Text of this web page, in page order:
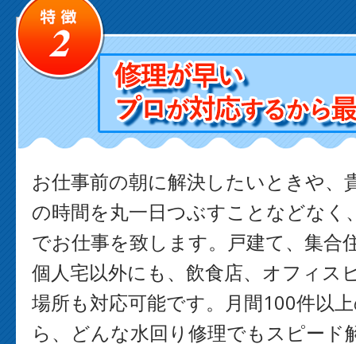
お仕事前の朝に解決したいときや、
の時間を丸一日つぶすことなどなく
でお仕事を致します。戸建て、集合
個人宅以外にも、飲食店、オフィス
場所も対応可能です。月間100件以
ら、どんな水回り修理でもスピード